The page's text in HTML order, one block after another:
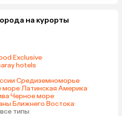
на курорты
Exclusive·
hotels
·Средиземноморье·
море·Латинская Америка·
·Черное море·
Ближнего Востока·
типы